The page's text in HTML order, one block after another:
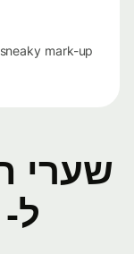
sneaky mark-up
ל- DOP היום